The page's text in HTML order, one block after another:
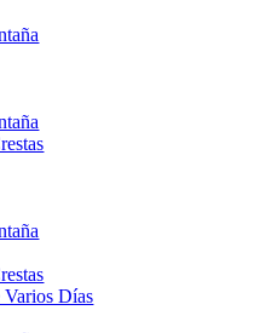
Varios Días